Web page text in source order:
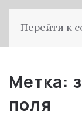
Перейти к
Метка:
поля